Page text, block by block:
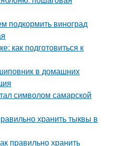
подкормить виноград
как подготовиться к
в домашних
символом самарской
хранить тыквы в
правильно хранить